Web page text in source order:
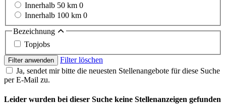
Innerhalb 50 km 0
Innerhalb 100 km 0
Bezeichnung
Topjobs
Filter anwenden
Filter löschen
Ja, sendet mir bitte die neuesten Stellenangebote für diese Suche
per E-Mail zu.
Leider wurden bei dieser Suche keine Stellenanzeigen gefunden